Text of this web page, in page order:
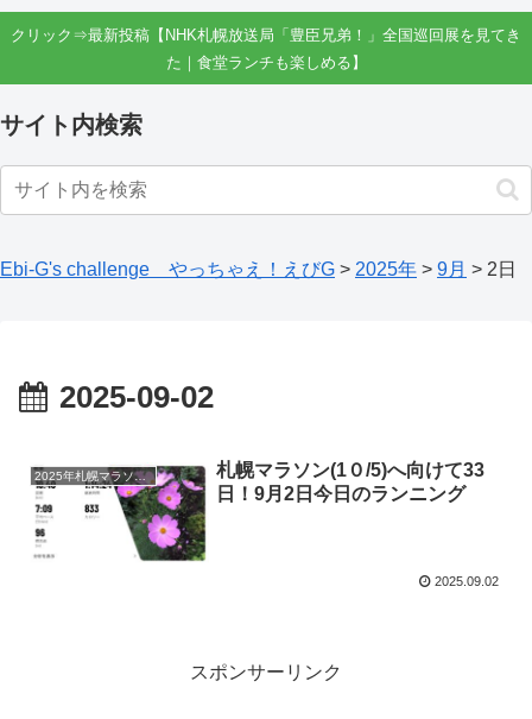
クリック⇒最新投稿【NHK札幌放送局「豊臣兄弟！」全国巡回展を見てき
た｜食堂ランチも楽しめる】
サイト内検索
Ebi-G's challenge やっちゃえ！えびG > 2025年 > 9月 > 2日
2025-09-02
2025年札幌マラソンへの道
札幌マラソン(1０/5)へ向けて33
日！9月2日今日のランニング
2025.09.02
スポンサーリンク